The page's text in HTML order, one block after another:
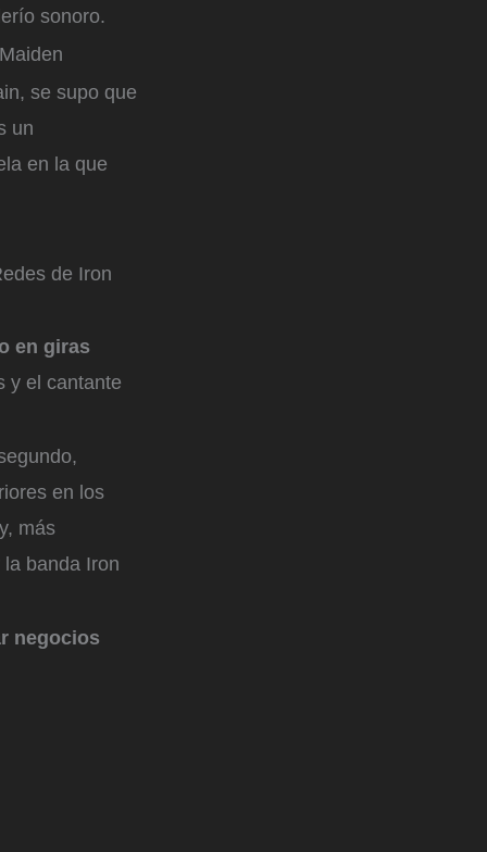
sonoro.
se supo que
un
en la que
de Iron
en giras
y el cantante
en los
más
banda Iron
negocios